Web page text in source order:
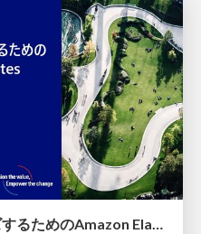
金融システムをモダナイズするためのAmazon Elastic Kubernetes Service(EKS)ノウハウ大全